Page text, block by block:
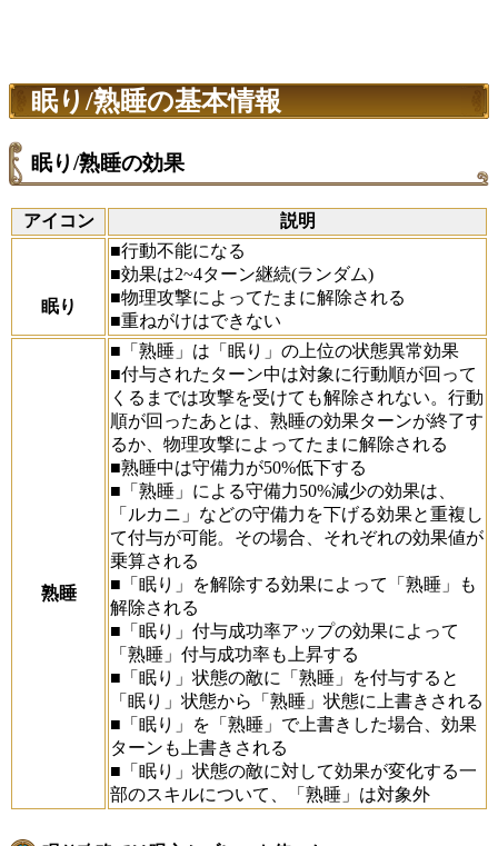
眠り/熟睡の基本情報
眠り/熟睡の効果
アイコン 説明
眠り
■行動不能になる
■効果は2~4ターン継続(ランダム)
■物理攻撃によってたまに解除される
■重ねがけはできない
熟睡
■「熟睡」は「眠り」の上位の状態異常効果
■付与されたターン中は対象に行動順が回って
くるまでは攻撃を受けても解除されない。行動
順が回ったあとは、熟睡の効果ターンが終了す
るか、物理攻撃によってたまに解除される
■熟睡中は守備力が50%低下する
■「熟睡」による守備力50%減少の効果は、
「ルカニ」などの守備力を下げる効果と重複し
て付与が可能。その場合、それぞれの効果値が
乗算される
■「眠り」を解除する効果によって「熟睡」も
解除される
■「眠り」付与成功率アップの効果によって
「熟睡」付与成功率も上昇する
■「眠り」状態の敵に「熟睡」を付与すると
「眠り」状態から「熟睡」状態に上書きされる
■「眠り」を「熟睡」で上書きした場合、効果
ターンも上書きされる
■「眠り」状態の敵に対して効果が変化する一
部のスキルについて、「熟睡」は対象外